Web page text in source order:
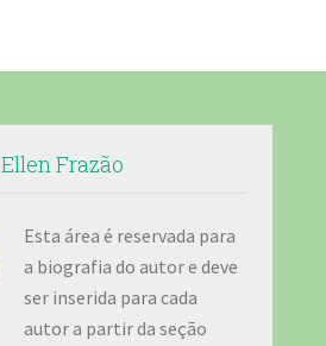
Ellen Frazão
Esta área é reservada para
a biografia do autor e deve
ser inserida para cada
autor a partir da seção